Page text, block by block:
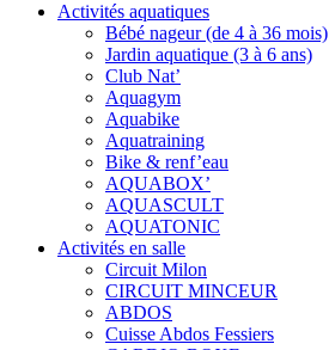
Activités aquatiques
Bébé nageur (de 4 à 36 mois)
Jardin aquatique (3 à 6 ans)
Club Nat’
Aquagym
Aquabike
Aquatraining
Bike & renf’eau
AQUABOX’
AQUASCULT
AQUATONIC
Activités en salle
Circuit Milon
CIRCUIT MINCEUR
ABDOS
Cuisse Abdos Fessiers